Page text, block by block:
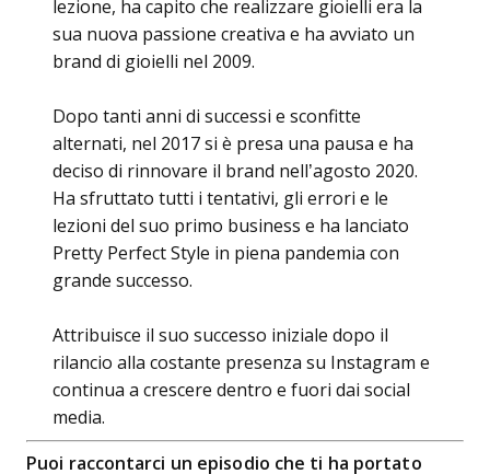
lezione, ha capito che realizzare gioielli era la
sua nuova passione creativa e ha avviato un
brand di gioielli nel 2009.
Dopo tanti anni di successi e sconfitte
alternati, nel 2017 si è presa una pausa e ha
deciso di rinnovare il brand nell’agosto 2020.
Ha sfruttato tutti i tentativi, gli errori e le
lezioni del suo primo business e ha lanciato
Pretty Perfect Style in piena pandemia con
grande successo.
Attribuisce il suo successo iniziale dopo il
rilancio alla costante presenza su Instagram e
continua a crescere dentro e fuori dai social
media.
Puoi raccontarci un episodio che ti ha portato